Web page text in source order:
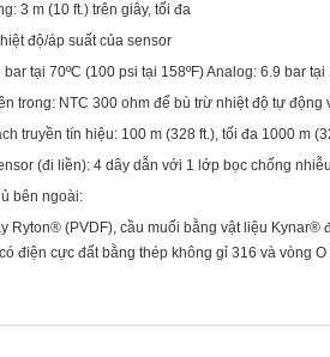
3 m (10 ft.) trên giây, tối đa
độ/áp suất của sensor
bar tại 70ºC (100 psi tại 158ºF) Analog: 6.9 bar tại
trong: NTC 300 ohm để bù trừ nhiệt độ tự động
truyền tín hiệu: 100 m (328 ft.), tối đa 1000 m
(đi liền): 4 dây dẫn với 1 lớp bọc chống
bên ngoài:
Ryton® (PVDF), cầu muối bằng vật liệu
điện cực đất bằng thép không gỉ 316 và vòng